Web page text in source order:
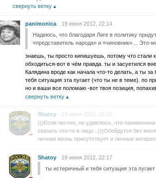
свернуть ветку
panimonica
19 июня 2012, 22:14
Надеюсь, что благодаря Лиге в политику
«представитель народа» и «чиновник»… Это-
знаешь, ты просто кипишуешь, потому что стали
обходиться-вот в чём правда. ты и засуетился
Калядина вроде как начала что-то делать, а ты
тебя ситуация эта пугает (что ты не в теме). по
но и ваши все поломаю -вот твоя позиция,
свернуть ветку
Shatoy
19 июня 2012, 22:16
)))Если честно, не удивлюсь, что
сказать что-то в лицо...)))Обойдутся без
личная жизнь присутствует и личные
Shatoy
19 июня 2012, 22:17
ты истеричный и тебя ситуация эта пугает